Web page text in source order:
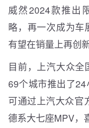
威然2024款推出
略，再一次成为车
有望在销量上再创新
目前，上汽大众
69个城市推出了
可通过上汽大众官
德系大七座MPV，